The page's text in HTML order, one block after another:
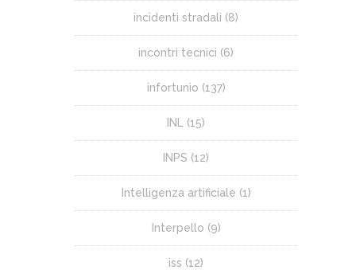
incidenti stradali (8)
incontri tecnici (6)
infortunio (137)
INL (15)
INPS (12)
Intelligenza artificiale (1)
Interpello (9)
iss (12)